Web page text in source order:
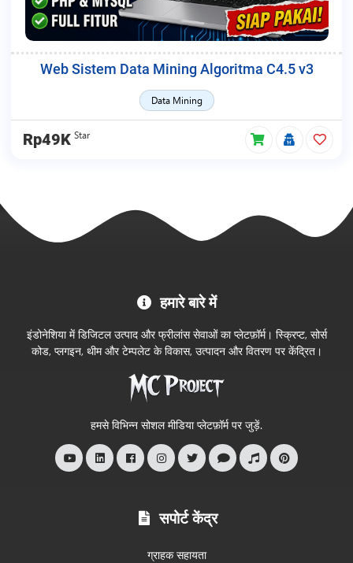
Web Sistem Data Mining Algoritma C4.5 v3
Data Mining
Rp49K Star
आधिकारिक
हमारे बारे में
इंडोनेशिया में डिजिटल उत्पाद और फ्रीलांस सेवाओं का प्लेटफ़ॉर्म। स्क्रिप्ट, सोर्स
कोड, प्लगइन, थीम और टेम्पलेट के विकास, उत्पादन और वितरण पर केंद्रित।
हमसे विभिन्न सोशल मीडिया प्लेटफ़ॉर्म पर जुड़ें.
सपोर्ट केंद्र
ग्राहक सहायता